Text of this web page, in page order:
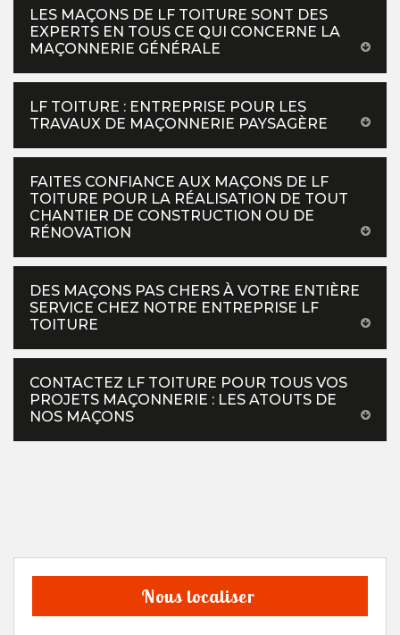
LES MAÇONS DE LF TOITURE SONT DES
EXPERTS EN TOUS CE QUI CONCERNE LA
MAÇONNERIE GÉNÉRALE
LF TOITURE : ENTREPRISE POUR LES
TRAVAUX DE MAÇONNERIE PAYSAGÈRE
FAITES CONFIANCE AUX MAÇONS DE LF
TOITURE POUR LA RÉALISATION DE TOUT
CHANTIER DE CONSTRUCTION OU DE
RÉNOVATION
DES MAÇONS PAS CHERS À VOTRE ENTIÈRE
SERVICE CHEZ NOTRE ENTREPRISE LF
TOITURE
CONTACTEZ LF TOITURE POUR TOUS VOS
PROJETS MAÇONNERIE : LES ATOUTS DE
NOS MAÇONS
Nous localiser